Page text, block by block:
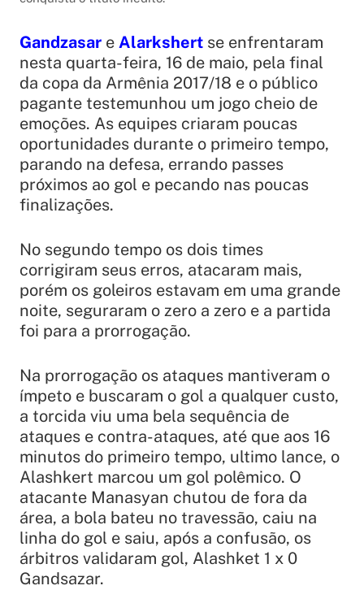
Gandzasar e Alarkshert se enfrentaram
nesta quarta-feira, 16 de maio, pela final
da copa da Armênia 2017/18 e o público
pagante testemunhou um jogo cheio de
emoções. As equipes criaram poucas
oportunidades durante o primeiro tempo,
parando na defesa, errando passes
próximos ao gol e pecando nas poucas
finalizações.
No segundo tempo os dois times
corrigiram seus erros, atacaram mais,
porém os goleiros estavam em uma grande
noite, seguraram o zero a zero e a partida
foi para a prorrogação.
Na prorrogação os ataques mantiveram o
ímpeto e buscaram o gol a qualquer custo,
a torcida viu uma bela sequência de
ataques e contra-ataques, até que aos 16
minutos do primeiro tempo, ultimo lance, o
Alashkert marcou um gol polêmico. O
atacante Manasyan chutou de fora da
área, a bola bateu no travessão, caiu na
linha do gol e saiu, após a confusão, os
árbitros validaram gol, Alashket 1 x 0
Gandsazar.